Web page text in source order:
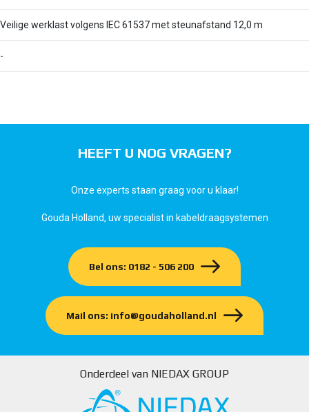
Veilige werklast volgens IEC 61537 met steunafstand 12,0 m
-
HEEFT U NOG VRAGEN?
Onze experts staan graag voor u klaar!
Gouda Holland, uw specialist in kabeldraagsystemen
Bel ons: 0182 - 506 200
Mail ons: info@goudaholland.nl
Onderdeel van NIEDAX GROUP